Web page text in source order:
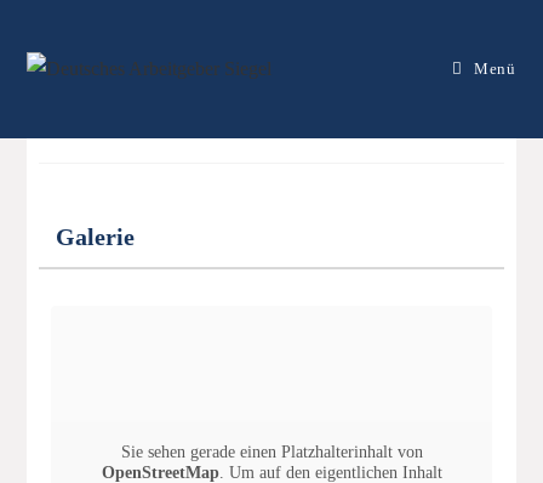
Menü
s Corpus Naturale
Galerie
Sie sehen gerade einen Platzhalterinhalt von
OpenStreetMap. Um auf den eigentlichen Inhalt